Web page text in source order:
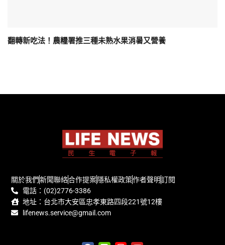
翻轉新吃法！農糧署推三種未熟水果消暑又營養
關於我們新聞聯絡合作提案隱私權政策作者聲明訂閱
電話：(02)2776-3386
地址：台北市大安區忠孝東路四段221號12樓
lifenews.service@gmail.com